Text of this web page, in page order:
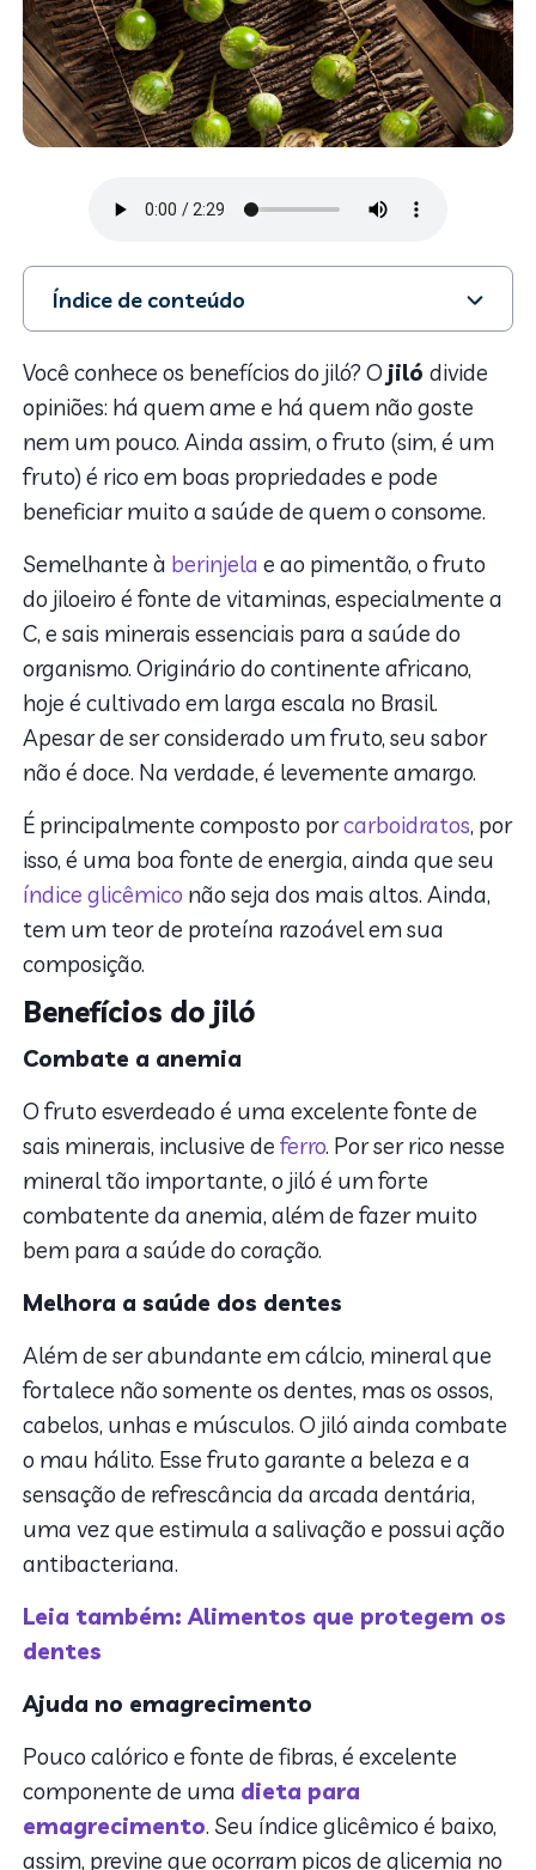
Índice de conteúdo
2. Como consumir o jiló
3. Cuidados na ingestão do jiló
Você conhece os benefícios do jiló? O jilódivide
opiniões: há quem ame e há quem não goste
nem um pouco. Ainda assim, o fruto (sim, é um
fruto) é rico em boas propriedades e pode
beneficiar muito a saúde de quem o consome.
Semelhante à berinjelae ao pimentão, o fruto
do jiloeiro é fonte de vitaminas, especialmente a
C, e sais minerais essenciais para a saúde do
organismo. Originário do continente africano,
hoje é cultivado em larga escala no Brasil.
Apesar de ser considerado um fruto, seu sabor
não é doce. Na verdade, é levemente amargo.
É principalmente composto porcarboidratos, por
isso, é uma boa fonte de energia, ainda que seu
índice glicêmico não seja dos mais altos. Ainda,
tem um teor de proteína razoável em sua
composição.
Benefícios do jiló
Combate a anemia
O fruto esverdeado é uma excelente fonte de
sais minerais, inclusive deferro. Por ser rico nesse
mineral tão importante, o jiló é um forte
combatente da anemia, além de fazer muito
bem para a saúde do coração.
Melhora a saúde dos dentes
Além de ser abundante em cálcio, mineral que
fortalece não somente os dentes, mas os ossos,
cabelos, unhas e músculos. O jiló ainda combate
o mau hálito. Esse fruto garante a beleza e a
sensação de refrescância da arcada dentária,
uma vez que estimula a salivação e possui ação
antibacteriana.
Leia também: Alimentos que protegem os
dentes
Ajuda no emagrecimento
Pouco calórico e fonte de fibras, é excelente
componente de uma dieta para
emagrecimento. Seu índice glicêmico é baixo,
assim, previne que ocorram picos de glicemia no